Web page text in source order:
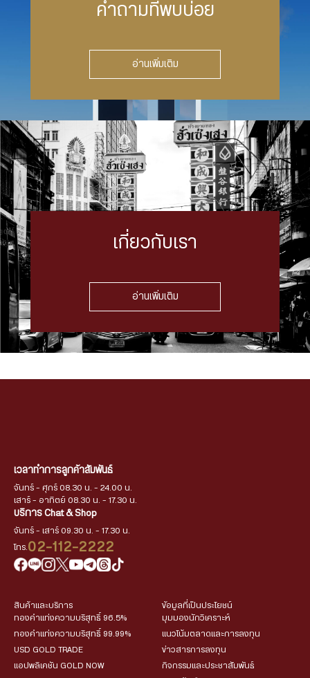
คำถามที่พบบ่อย
อ่านเพิ่มเติม
เกี่ยวกับเรา
อ่านเพิ่มเติม
เวลาทำการลูกค้าสัมพันธ์
จันทร์ - ศุกร์ 08.30 น. - 24.00 น.
เสาร์ - อาทิตย์ 08.30 น. - 17.30 น.
บริการ Chat & Shop
จันทร์ - เสาร์ 09.30 น. - 17.30 น.
โทร. 02-112-2222
สินค้าและบริการ
ทองคำแท่งความบริสุทธิ์ 96.5%
ทองคำแท่งความบริสุทธิ์ 99.99%
USD GOLD TRADE
แอปพลิเคชัน GOLD NOW
ข้อมูลที่เป็นประโยชน์
มุมมองนักวิเคราะห์
แนวโน้มตลาดและการลงทุน
ข่าวสารการลงทุน
กิจกรรมและประชาสัมพันธ์